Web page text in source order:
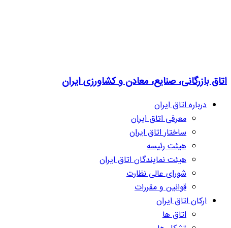
اتاق بازرگانی، صنایع، معادن و کشاورزی ایران
درباره اتاق ایران
معرفی اتاق ایران
ساختار اتاق ایران
هیئت رئیسه
هیئت نمایندگان اتاق ایران
شورای عالی نظارت
قوانین و مقررات
ارکان اتاق ایران
اتاق ها